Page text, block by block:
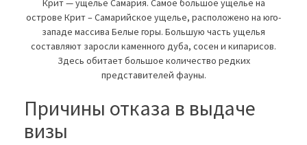
Крит — ущелье Самария. Самое большое ущелье на
острове Крит – Самарийское ущелье, расположено на юго-
западе массива Белые горы. Большую часть ущелья
составляют заросли каменного дуба, сосен и кипарисов.
Здесь обитает большое количество редких
представителей фауны.
Причины отказа в выдаче
визы